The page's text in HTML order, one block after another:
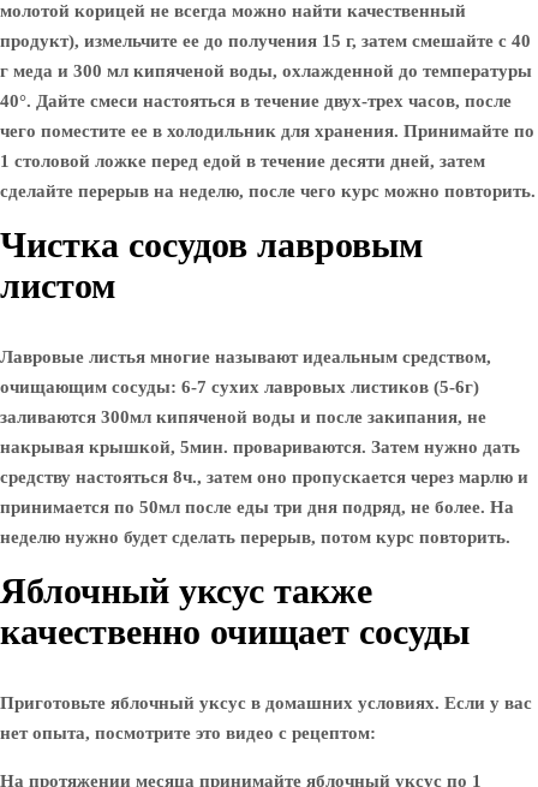
молотой корицей не всегда можно найти качественный
продукт), измельчите ее до получения 15 г, затем смешайте с 40
г меда и 300 мл кипяченой воды, охлажденной до температуры
40°. Дайте смеси настояться в течение двух-трех часов, после
чего поместите ее в холодильник для хранения. Принимайте по
1 столовой ложке перед едой в течение десяти дней, затем
сделайте перерыв на неделю, после чего курс можно повторить.
Чистка сосудов лавровым
листом
Лавровые листья многие называют идеальным средством,
очищающим сосуды: 6-7 сухих лавровых листиков (5-6г)
заливаются 300мл кипяченой воды и после закипания, не
накрывая крышкой, 5мин. провариваются. Затем нужно дать
средству настояться 8ч., затем оно пропускается через марлю и
принимается по 50мл после еды три дня подряд, не более. На
неделю нужно будет сделать перерыв, потом курс повторить.
Яблочный уксус также
качественно очищает сосуды
Приготовьте яблочный уксус в домашних условиях. Если у вас
нет опыта, посмотрите это видео с рецептом:
На протяжении месяца принимайте яблочный уксус по 1